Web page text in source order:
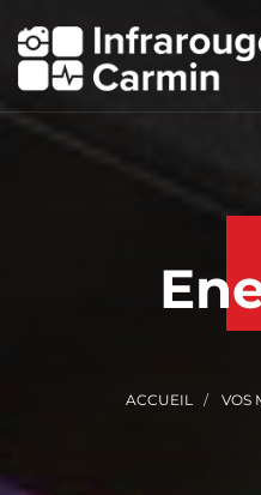
ACCUEIL VOS